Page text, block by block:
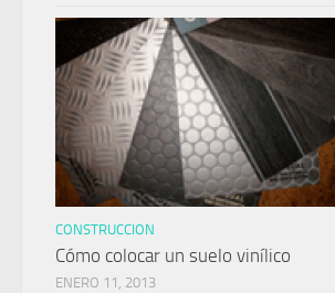
CONSTRUCCION
Cómo colocar un suelo vinílico
ENERO 11, 2013